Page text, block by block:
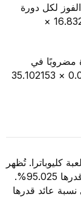
لكل دورة
مجانية يعطينا متوسط الفوز الإضافي وهو 16.832022 ×
مضروبًا في
متوسط الفوز بالمكافأة، والذي يساوي 0.007256 × 35.102153
كليوباترا. تُظهر
الخلية اليمنى السفلية نسبة عائد إجمالي للعبة قدرها 95.025%.
عائد قدرها